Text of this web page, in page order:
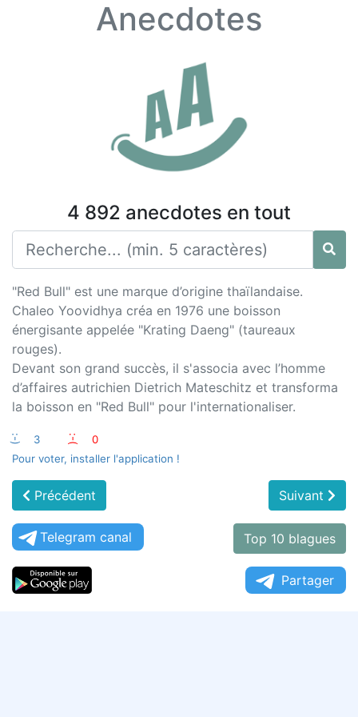
Anecdotes
4 892 anecdotes en tout
"Red Bull" est une marque d’origine thaïlandaise.
Chaleo Yoovidhya créa en 1976 une boisson
énergisante appelée "Krating Daeng" (taureaux
rouges).
Devant son grand succès, il s'associa avec l’homme
d’affaires autrichien Dietrich Mateschitz et transforma
la boisson en "Red Bull" pour l'internationaliser.
:-) 3 :-(
0
Pour voter, installer l'application !
Précédent Suivant
Telegram canal Top 10 blagues
Partager